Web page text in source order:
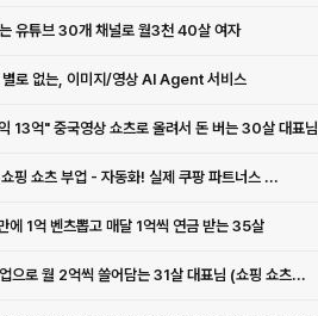
유튜브 30개 채널로 월3천 40살 여자
로 없는, 이미지/영상 AI Agent 서비스
13억" 중국영상 쇼츠로 올려서 돈 버는 30살 대표님
핑 쇼츠 부업 - 자동화! 실제 쿠팡 파트너스 ...
에 1억 벤츠뽑고 매달 1억씩 연금 받는 35살
으로 월 2억씩 쓸어담는 31살 대표님 (쇼핑 쇼츠...